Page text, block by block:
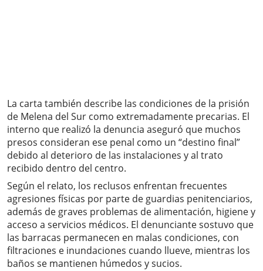
La carta también describe las condiciones de la prisión
de Melena del Sur como extremadamente precarias. El
interno que realizó la denuncia aseguró que muchos
presos consideran ese penal como un “destino final”
debido al deterioro de las instalaciones y al trato
recibido dentro del centro.
Según el relato, los reclusos enfrentan frecuentes
agresiones físicas por parte de guardias penitenciarios,
además de graves problemas de alimentación, higiene y
acceso a servicios médicos. El denunciante sostuvo que
las barracas permanecen en malas condiciones, con
filtraciones e inundaciones cuando llueve, mientras los
baños se mantienen húmedos y sucios.